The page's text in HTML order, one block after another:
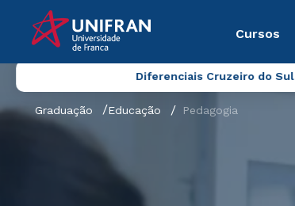
Cursos
Diferenciais Cruzeiro do Sul
Graduação Educação Pedagogia